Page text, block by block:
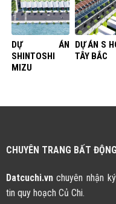
DỰ ÁN
SHINTOSHI
MIZU
DỰ ÁN S
TÂY BẮC
CHUYÊN TRANG BẤT
Datcuchi.vnchuyên nhận
tin quy hoạch Củ Chi.